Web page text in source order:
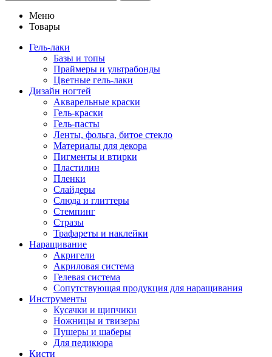
Меню
Товары
Гель-лаки
Базы и топы
Праймеры и ультрабонды
Цветные гель-лаки
Дизайн ногтей
Акварельные краски
Гель-краски
Гель-пасты
Ленты, фольга, битое стекло
Материалы для декора
Пигменты и втирки
Пластилин
Пленки
Слайдеры
Слюда и глиттеры
Стемпинг
Стразы
Трафареты и наклейки
Наращивание
Акригели
Акриловая система
Гелевая система
Сопутствующая продукция для наращивания
Инструменты
Кусачки и щипчики
Ножницы и твизеры
Пушеры и шаберы
Для педикюра
Кисти